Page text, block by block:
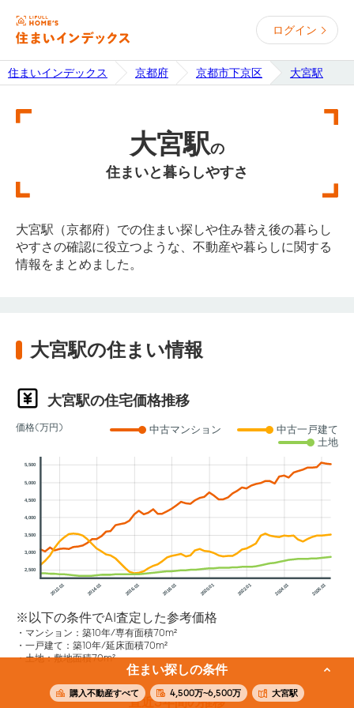
ログイン
住まいインデックス 京都府 京都市下京区 大宮駅
大宮駅の
住まいと暮らしやすさ
大宮駅（京都府）での住まい探しや住み替え後の暮らし
やすさの確認に役立つような、不動産や暮らしに関する
情報をまとめました。
大宮駅の住まい情報
大宮駅の住宅価格推移
価格(万円) 中古マンション
中古一戸建て
土地
2012.01 2014.01 2016.01 2018.01 2020.01 2022.01 2024.01 2026.01
2,500
3,000
3,500
4,000
4,500
5,000
5,500
※以下の条件でAI査定した参考価格
マンション：築10年/専有面積70m²
一戸建て：築10年/延床面積70m²
土地：敷地面積70m²
直近3年間の推移
住まい探しの条件
購入不動産すべて 4,500万~6,500万 大宮駅